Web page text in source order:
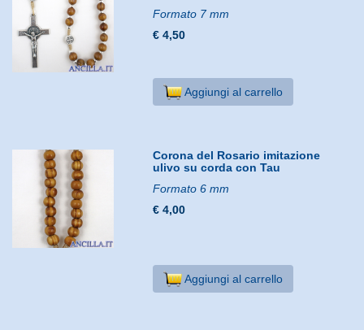
Formato 7 mm
€ 4,50
Aggiungi al carrello
Corona del Rosario imitazione
ulivo su corda con Tau
Formato 6 mm
€ 4,00
Aggiungi al carrello